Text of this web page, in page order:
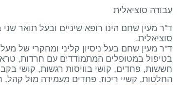
עבודה סוציאלית
ד"ר מעין שחם הינו רופא שיניים ובעל תואר שני
בטיפול במטופלים המתמודדים עם חרדות,
חששות, פחדים, קושי בוויסות רגשות, קושי
החלטות, קשיי ריכוז, פחדים מעמידה מול קהל,